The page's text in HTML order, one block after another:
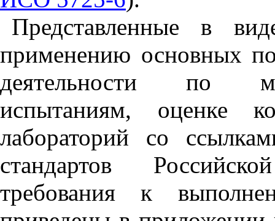
Представленные в
применению основных
деятельности по
испытаниям, оценке
лабораторий со
стандартов
требования к